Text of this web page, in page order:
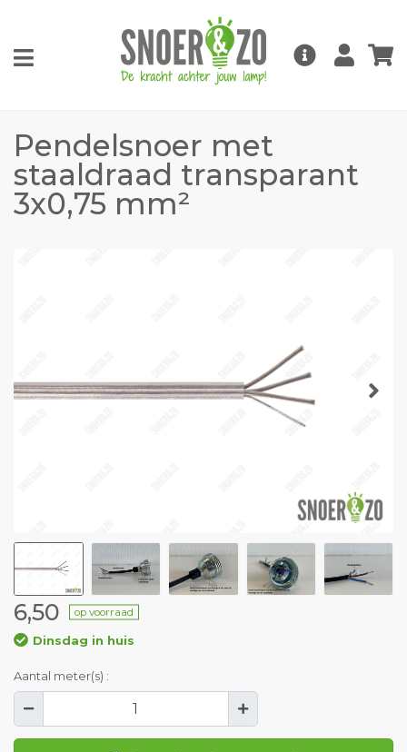
Pendelsnoer met
staaldraad transparant
3x0,75 mm²
6,50 op voorraad
Dinsdag in huis
Aantal meter(s) :